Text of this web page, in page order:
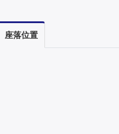
座落位置